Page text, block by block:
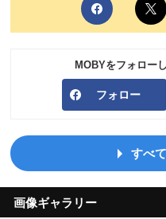
MOBYをフォロー
フォロー
すべ
画像ギャラリー